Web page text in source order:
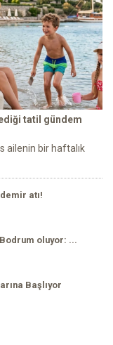
tatil gündem
ailenin bir haftalık
atı!
oluyor: ...
Başlıyor